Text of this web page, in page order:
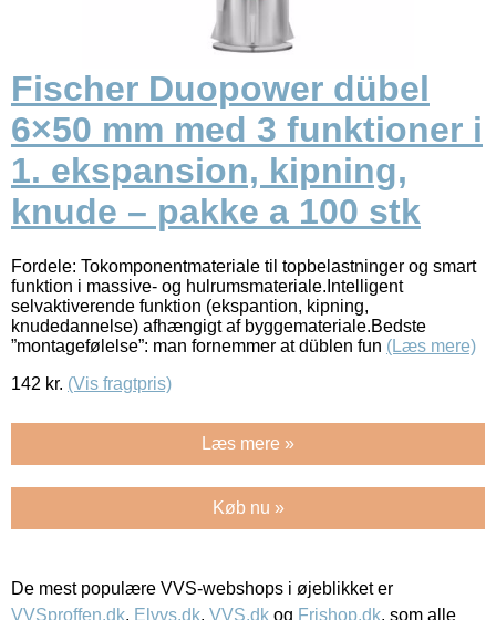
Fischer Duopower dübel
6×50 mm med 3 funktioner i
1. ekspansion, kipning,
knude – pakke a 100 stk
Fordele: Tokomponentmateriale til topbelastninger og smart
funktion i massive- og hulrumsmateriale.Intelligent
selvaktiverende funktion (ekspantion, kipning,
knudedannelse) afhængigt af byggemateriale.Bedste
”montagefølelse”: man fornemmer at düblen fun (Læs mere)
142 kr. (Vis fragtpris)
Læs mere »
Køb nu »
De mest populære VVS-webshops i øjeblikket er
VVSproffen.dk, Elvvs.dk, VVS.dk og Frishop.dk, som alle